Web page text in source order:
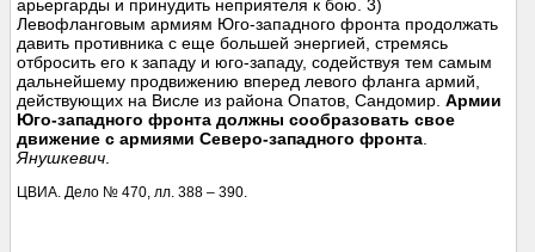
арьергарды и принудить неприятеля к бою. 3)
Левофланговым армиям Юго-западного фронта продолжать
давить противника с еще большей энергией, стремясь
отбросить его к западу и юго-западу, содействуя тем самым
дальнейшему продвижению вперед левого фланга армий,
действующих на Висле из района Опатов, Сандомир.Армии
Юго-западного фронта должны сообразовать свое
движение с армиями Северо-западного фронта
Янушкевич
ЦВИА. Дело № 470, лл. 388 – 390.